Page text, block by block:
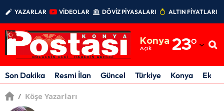
YAZARLAR VİDEOLAR DÖVİZ PİYASALARI ALTIN FİYATLARI
Konya
Açık 23°
Adıyaman
Afyonkarahisar
Son Dakika Resmi İlan Güncel Türkiye Konya
/ Köşe Yazarları